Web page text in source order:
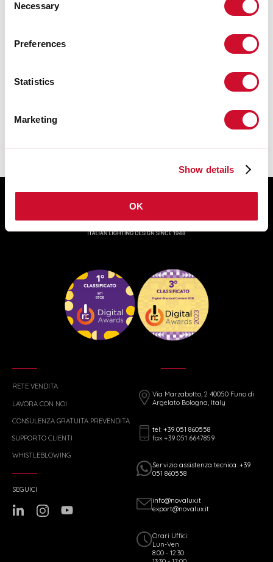
Selection
Necessary
Preferences
Statistics
Marketing
Show details
OK
RETE VENDITA
LAVORA CON NOI
CONSULENZA GRATUITA PREVENDITA
SUPPORTO CLIENTI
WHISTLEBLOWING
Via Marzabotto, 2 40050 Funo di
Argelato Bologna, Italy
tel: +39 051 860558
fax +39 051 6647859
Servizio assistenza tecnica: +39
051 860558
info@novalux.it
export@novalux.it
Orari Uffici:
Lun-Ven
8:00 - 12:30
SEGUICI